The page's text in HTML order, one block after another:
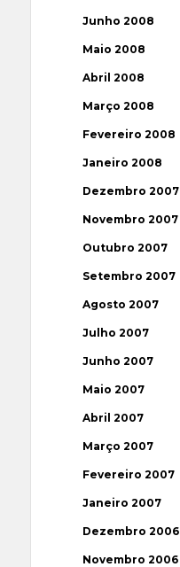
Junho 2008
Maio 2008
Abril 2008
Março 2008
Fevereiro 2008
Janeiro 2008
Dezembro 2007
Novembro 2007
Outubro 2007
Setembro 2007
Agosto 2007
Julho 2007
Junho 2007
Maio 2007
Abril 2007
Março 2007
Fevereiro 2007
Janeiro 2007
Dezembro 2006
Novembro 2006